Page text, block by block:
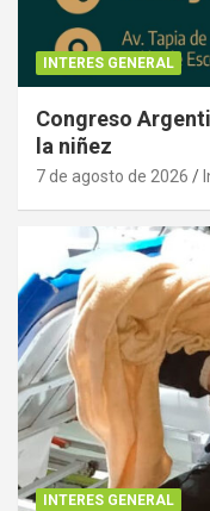
INTERES GENERAL
Congreso
la niñez
7 de agosto de 2026
INTERES GENERAL